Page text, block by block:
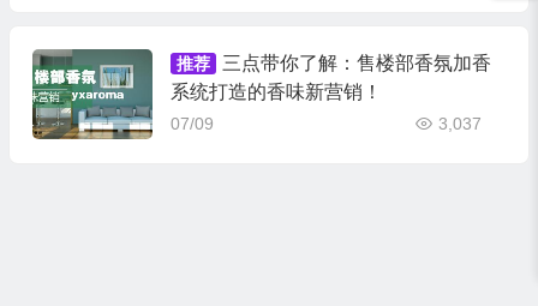
推荐
三点带你了解：售楼部香氛加香
系统打造的香味新营销！
07/09 3,037